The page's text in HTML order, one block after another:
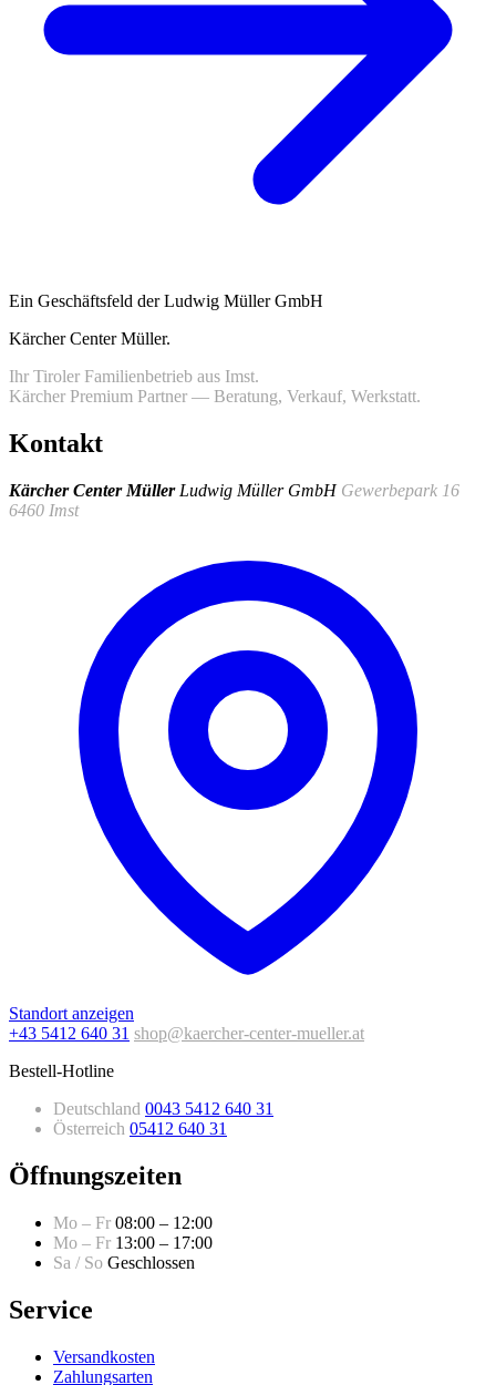
Ein Geschäftsfeld der Ludwig Müller GmbH
Kärcher Center Müller.
Ihr Tiroler Familienbetrieb aus Imst.
Kärcher Premium Partner — Beratung, Verkauf, Werkstatt.
Kontakt
Kärcher Center Müller Ludwig Müller GmbH Gewerbepark 16
6460 Imst
Standort anzeigen
+43 5412 640 31 shop@kaercher-center-mueller.at
Bestell-Hotline
Deutschland 0043 5412 640 31
Österreich 05412 640 31
Öffnungszeiten
Mo – Fr 08:00 – 12:00
Mo – Fr 13:00 – 17:00
Sa / So Geschlossen
Service
Versandkosten
Zahlungsarten